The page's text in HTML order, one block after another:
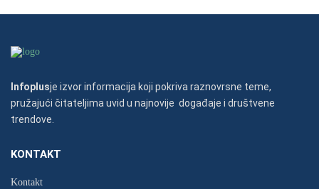
Infoplusje izvor informacija koji pokriva raznovrsne teme,
pružajući čitateljima uvid u najnovije događaje i društvene
trendove.
KONTAKT
Kontakt